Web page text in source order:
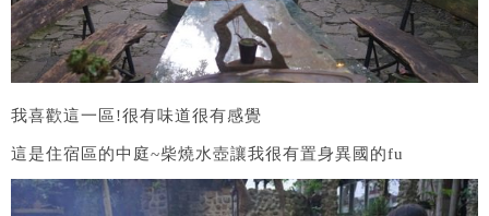
我喜歡這一區!很有味道很有感覺
這是住宿區的中庭~柴燒水壺讓我很有置身異國的fu